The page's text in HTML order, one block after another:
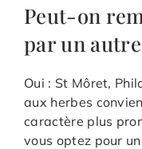
Peut-on
par un
Oui : St Môret,
aux herbes
caractère plus
vous optez pour